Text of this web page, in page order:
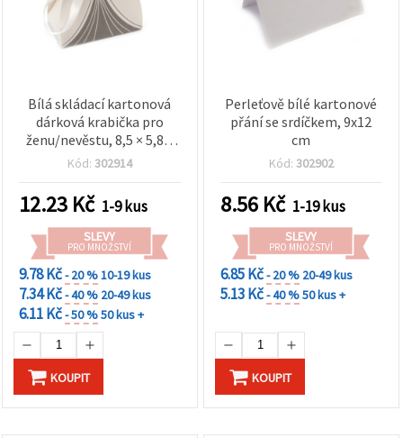
souhlasit s
"Přijmout
vše!" Nebo
můžete
uvést své
preference v
výběrem
daného
typu
cookies a
kliknutím
na tlačítko
"Uložit"
Přijmout
vše
Nastavení
Bílá skládací kartonová
dárková krabička pro
ženu/nevěstu, 8,5 × 5,8 ×
3,8 cm
Kód: 302914
12.23 Kč 1-9 kus
SLEVY
PRO MNOŽSTVÍ
9.78 Kč- 20 %10-19 kus
7.34 Kč- 40 % 20-49 kus
6.11 Kč- 50 %50 kus +
KOUPIT
Perleťově bílé kartonové
přání se srdíčkem, 9x12
cm
Kód: 302902
8.56 Kč 1-19 kus
SLEVY
PRO MNOŽSTVÍ
6.85 Kč- 20 % 20-49 kus
5.13 Kč- 40 %50 kus +
KOUPIT